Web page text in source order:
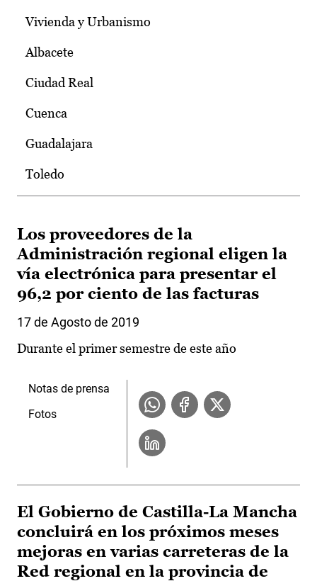
Vivienda y Urbanismo
Albacete
Ciudad Real
Cuenca
Guadalajara
Toledo
Los proveedores de la
Administración regional eligen la
vía electrónica para presentar el
96,2 por ciento de las facturas
17 de Agosto de 2019
Durante el primer semestre de este año
Notas de prensa
Fotos
El Gobierno de Castilla-La Mancha
concluirá en los próximos meses
mejoras en varias carreteras de la
Red regional en la provincia de